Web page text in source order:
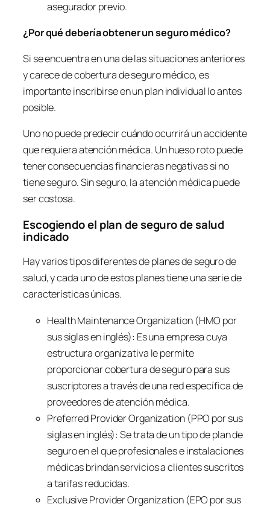
asegurador previo.
¿Por qué debería obtener un seguro médico?
Si se encuentra en una de las situaciones anteriores
y carece de cobertura de seguro médico, es
importante inscribirse en un plan individual lo antes
posible.
Uno no puede predecir cuándo ocurrirá un accidente
que requiera atención médica. Un hueso roto puede
tener consecuencias financieras negativas si no
tiene seguro. Sin seguro, la atención médica puede
ser costosa.
Escogiendo el plan de seguro de salud
indicado
Hay varios tipos diferentes de planes de seguro de
salud, y cada uno de estos planes tiene una serie de
características únicas.
Health Maintenance Organization (HMO por
sus siglas en inglés): Es una empresa cuya
estructura organizativa le permite
proporcionar cobertura de seguro para sus
suscriptores a través de una red específica de
proveedores de atención médica.
Preferred Provider Organization (PPO por sus
siglas en inglés):Se trata de un tipo de plan de
seguro en el que profesionales e instalaciones
médicas brindan servicios a clientes suscritos
a tarifas reducidas.
Exclusive Provider Organization (EPO por sus